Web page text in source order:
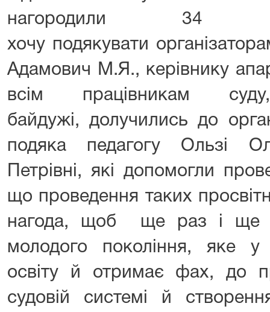
нагородили 34
хочу подякувати
Адамович М.Я., керівнику
всім працівникам
байдужі, долучились до
подяка педагогу Ользі
Петрівні, які допомогли
що проведення таких
нагода, щоб ще раз і ще
молодого покоління, яке у
освіту й отримає фах, до
судовій системі й